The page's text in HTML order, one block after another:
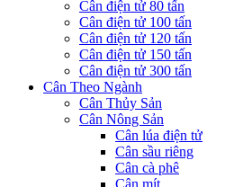
Cân điện tử 80 tấn
Cân điện tử 100 tấn
Cân điện tử 120 tấn
Cân điện tử 150 tấn
Cân điện tử 300 tấn
Cân Theo Ngành
Cân Thủy Sản
Cân Nông Sản
Cân lúa điện tử
Cân sầu riêng
Cân cà phê
Cân mít